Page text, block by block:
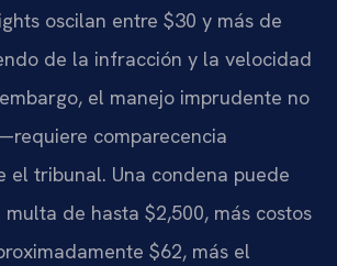
oscilan entre $30 y más de
de la infracción y la velocidad
el manejo imprudente no
comparecencia
el tribunal. Una condena puede
de hasta $2,500, más costos
$62, más el